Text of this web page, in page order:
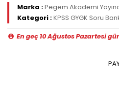
Marka :Pegem Akademi
Kategori :KPSS GYGK Soru
En geç 10 Ağustos Pazartesi